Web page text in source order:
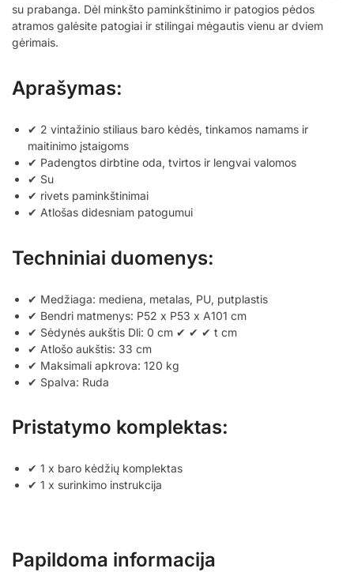
su prabanga. Dėl minkšto paminkštinimo ir patogios pėdos
atramos galėsite patogiai ir stilingai mėgautis vienu ar dviem
gėrimais.
Aprašymas:
✔ 2 vintažinio stiliaus baro kėdės, tinkamos namams ir
maitinimo įstaigoms
✔ Padengtos dirbtine oda, tvirtos ir lengvai valomos
✔ Su
✔ rivets paminkštinimai
✔ Atlošas didesniam patogumui
Techniniai duomenys:
✔ Medžiaga: mediena, metalas, PU, ​​putplastis
✔ Bendri matmenys: P52 x P53 x A101 cm
✔ Sėdynės aukštis Dli: 0 cm ✔ ✔ ✔ t cm
✔ Atlošo aukštis: 33 cm
✔ Maksimali apkrova: 120 kg
✔ Spalva: Ruda
Pristatymo komplektas:
✔ 1 x baro kėdžių komplektas
✔ 1 x surinkimo instrukcija
Papildoma informacija